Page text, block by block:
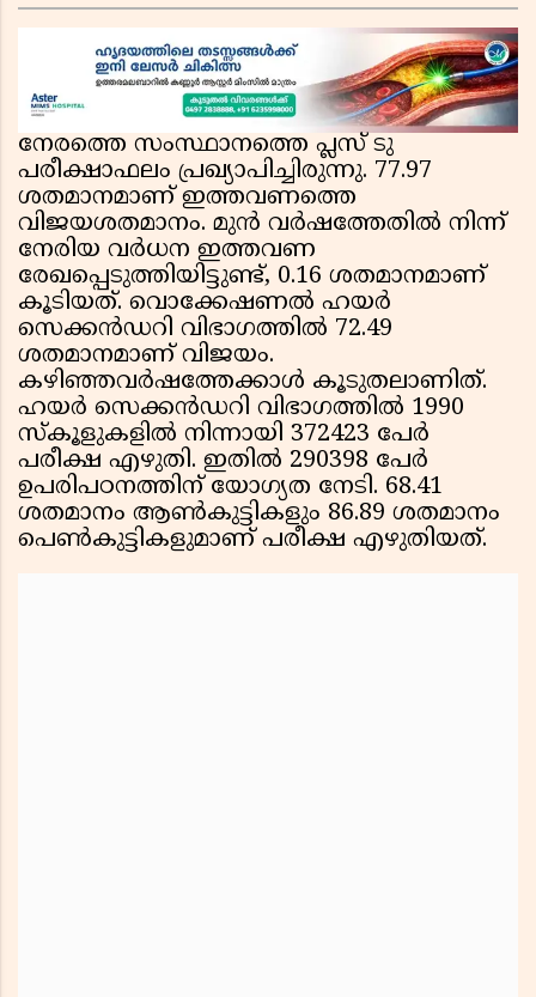
നേരത്തെ സംസ്ഥാനത്തെ പ്ലസ് ടു
പരീക്ഷാഫലം പ്രഖ്യാപിച്ചിരുന്നു. 77.97
ശതമാനമാണ് ഇത്തവണത്തെ
വിജയശതമാനം. മുൻ വർഷത്തേതിൽ നിന്ന്
നേരിയ വർധന ഇത്തവണ
രേഖപ്പെടുത്തിയിട്ടുണ്ട്, 0.16 ശതമാനമാണ്
കൂടിയത്. വൊക്കേഷണൽ ഹയർ
സെക്കൻഡറി വിഭാഗത്തിൽ 72.49
ശതമാനമാണ് വിജയം.
കഴിഞ്ഞവർഷത്തേക്കാൾ കൂടുതലാണിത്.
ഹയർ സെക്കൻഡറി വിഭാഗത്തിൽ 1990
സ്കൂളുകളിൽ നിന്നായി 372423 പേർ
പരീക്ഷ എഴുതി. ഇതിൽ 290398 പേർ
ഉപരിപഠനത്തിന് യോഗ്യത നേടി. 68.41
ശതമാനം ആൺകുട്ടികളും 86.89 ശതമാനം
പെൺകുട്ടികളുമാണ് പരീക്ഷ എഴുതിയത്.